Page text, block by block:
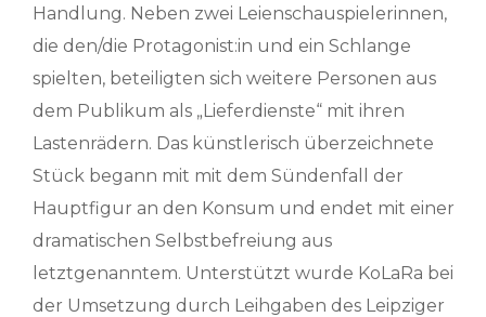
Handlung. Neben zwei Leienschauspielerinnen,
die den/die Protagonist:in und ein Schlange
spielten, beteiligten sich weitere Personen aus
dem Publikum als „Lieferdienste“ mit ihren
Lastenrädern. Das künstlerisch überzeichnete
Stück begann mit mit dem Sündenfall der
Hauptfigur an den Konsum und endet mit einer
dramatischen Selbstbefreiung aus
letztgenanntem. Unterstützt wurde KoLaRa bei
der Umsetzung durch Leihgaben des Leipziger